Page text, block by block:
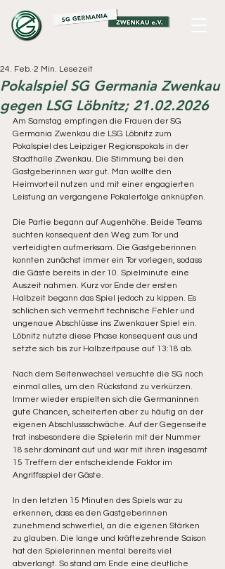
Pokalspiel SG Germania Zwenkau
gegen LSG Löbnitz; 21.02.2026
24. Feb. 2 Min. Lesezeit
Am Samstag empfingen die Frauen der SG
Germania Zwenkau die LSG Löbnitz zum
Pokalspiel des Leipziger Regionspokals in der
Stadthalle Zwenkau. Die Stimmung bei den
Gastgeberinnen war gut. Man wollte den
Heimvorteil nutzen und mit einer engagierten
Leistung an vergangene Pokalerfolge anknüpfen.
Die Partie begann auf Augenhöhe. Beide Teams
suchten konsequent den Weg zum Tor und
verteidigten aufmerksam. Die Gastgeberinnen
konnten zunächst immer ein Tor vorlegen, sodass
die Gäste bereits in der 10. Spielminute eine
Auszeit nahmen. Kurz vor Ende der ersten
Halbzeit begann das Spiel jedoch zu kippen. Es
schlichen sich vermehrt technische Fehler und
ungenaue Abschlüsse ins Zwenkauer Spiel ein.
Löbnitz nutzte diese Phase konsequent aus und
setzte sich bis zur Halbzeitpause auf 13:18 ab.
Nach dem Seitenwechsel versuchte die SG noch
einmal alles, um den Rückstand zu verkürzen.
Immer wieder erspielten sich die Germaninnen
gute Chancen, scheiterten aber zu häufig an der
eigenen Abschlussschwäche. Auf der Gegenseite
trat insbesondere die Spielerin mit der Nummer
18 sehr dominant auf und war mit ihren insgesamt
15 Treffern der entscheidende Faktor im
Angriffsspiel der Gäste.
In den letzten 15 Minuten des Spiels war zu
erkennen, dass es den Gastgeberinnen
zunehmend schwerfiel, an die eigenen Stärken
zu glauben. Die lange und kräftezehrende Saison
hat den Spielerinnen mental bereits viel
abverlangt. So stand am Ende eine deutliche